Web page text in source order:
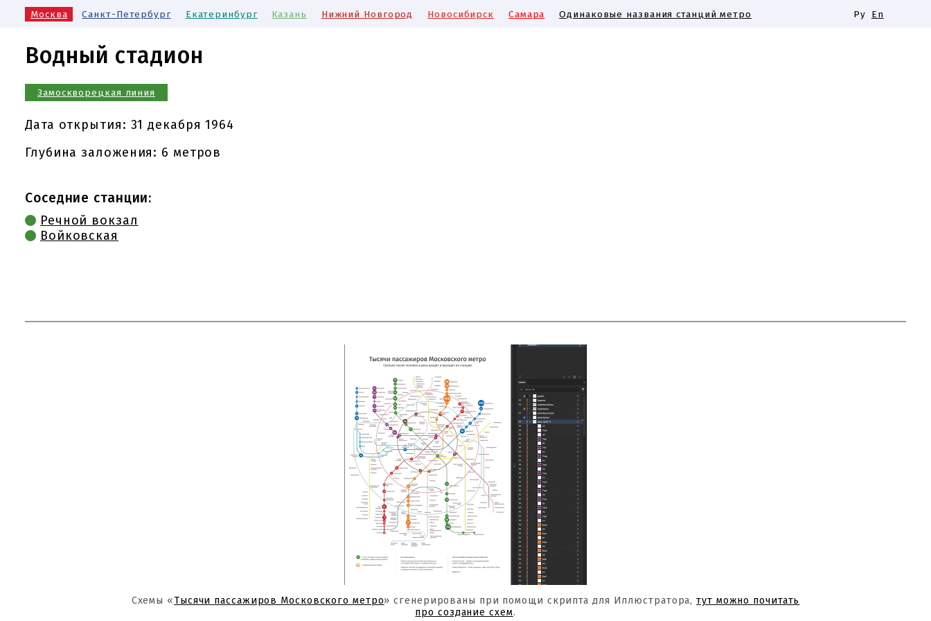
Москва Санкт-Петербург Екатеринбург Казань Нижний Новгород Новосибирск Самара Одинаковые названия станций метро Ру En
Водный стадион
Замоскворецкая линия
Дата открытия: 31 декабря 1964
Глубина заложения: 6 метров
Соседние станции:
Речной вокзал
Войковская
Схемы «Тысячи пассажиров Московского метро» сгенерированы при помощи скрипта для Иллюстратора,тут можно почитать
про создание схем.